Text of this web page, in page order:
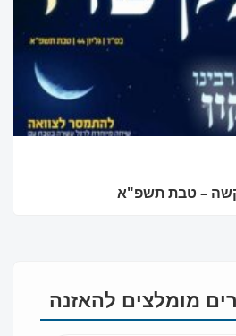
– טבת תשפ"א
מומלצים להאזנה